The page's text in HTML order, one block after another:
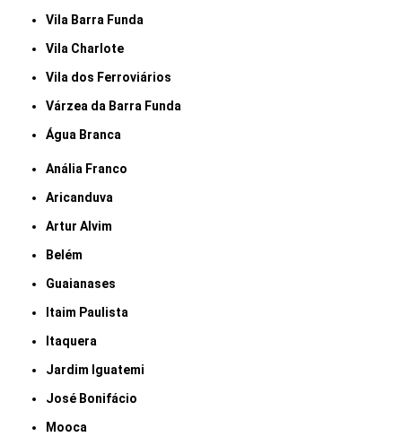
Vila Barra Funda
Vila Charlote
Vila dos Ferroviários
Várzea da Barra Funda
Água Branca
Anália Franco
Aricanduva
Artur Alvim
Belém
Guaianases
Itaim Paulista
Itaquera
Jardim Iguatemi
José Bonifácio
Mooca